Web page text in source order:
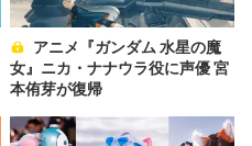
女』ニカ・ナナウラ役に声優 宮
本侑芽が復帰